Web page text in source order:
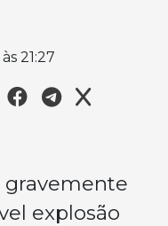
21:27
gravemente
explosão